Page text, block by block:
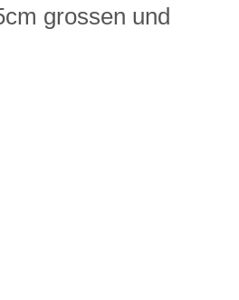
grossen und